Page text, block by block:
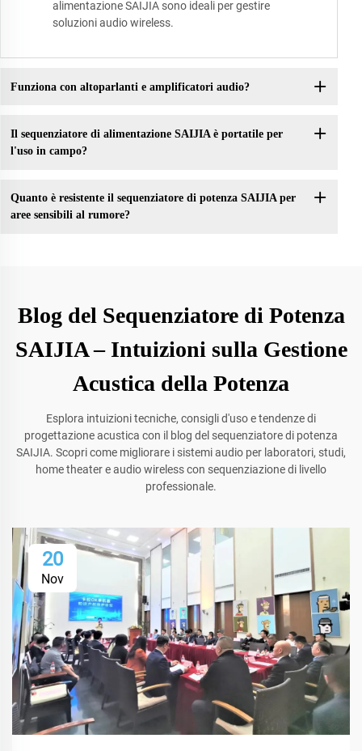
alimentazione SAIJIA sono ideali per gestire
soluzioni audio wireless.
Funziona con altoparlanti e amplificatori audio?
Il sequenziatore di alimentazione SAIJIA è portatile per
l'uso in campo?
Quanto è resistente il sequenziatore di potenza SAIJIA per
aree sensibili al rumore?
Blog del Sequenziatore di Potenza
SAIJIA – Intuizioni sulla Gestione
Acustica della Potenza
Esplora intuizioni tecniche, consigli d'uso e tendenze di
progettazione acustica con il blog del sequenziatore di potenza
SAIJIA. Scopri come migliorare i sistemi audio per laboratori, studi,
home theater e audio wireless con sequenziazione di livello
professionale.
20
Nov